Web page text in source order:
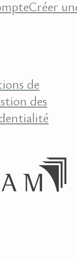
Créer
de
des